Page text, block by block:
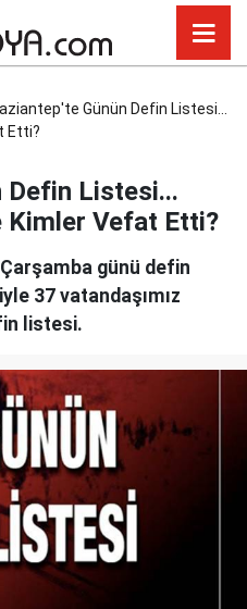
Günün Defin Listesi...
Etti?
Defin Listesi...
Kimler Vefat Etti?
günü defin
37 vatandaşımız
listesi.